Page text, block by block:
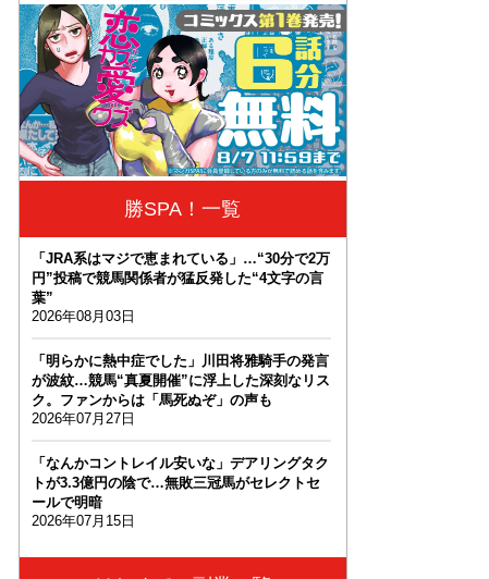
勝SPA！一覧
「JRA系はマジで恵まれている」…“30分で2万
円”投稿で競馬関係者が猛反発した“4文字の言
葉”
2026年08月03日
「明らかに熱中症でした」川田将雅騎手の発言
が波紋…競馬“真夏開催”に浮上した深刻なリス
ク。ファンからは「馬死ぬぞ」の声も
2026年07月27日
「なんかコントレイル安いな」デアリングタク
トが3.3億円の陰で…無敗三冠馬がセレクトセ
ールで明暗
2026年07月15日